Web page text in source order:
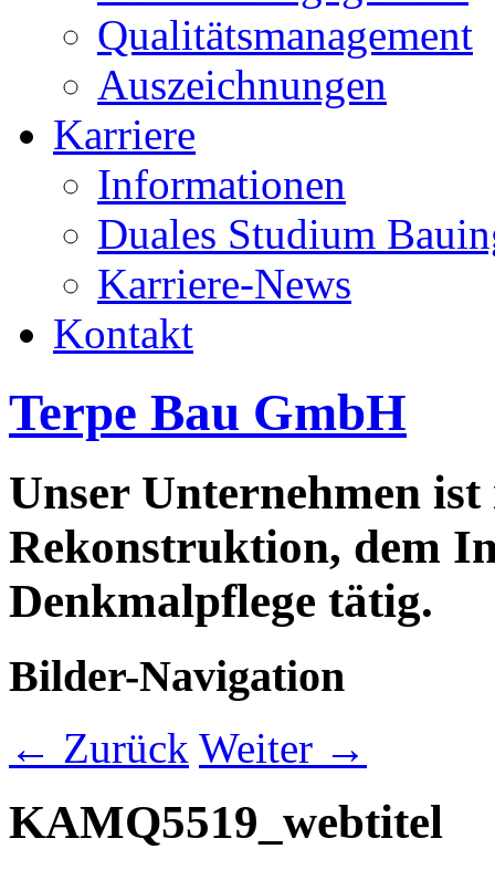
Qualitätsmanagement
Auszeichnungen
Karriere
Informationen
Duales Studium
Karriere-News
Kontakt
Terpe Bau GmbH
Unser Unternehmen
Rekonstruktion, dem
Denkmalpflege tätig.
Bilder-Navigation
← Zurück Weiter →
KAMQ5519_webtitel